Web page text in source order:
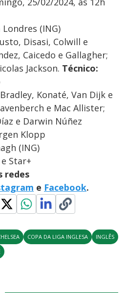
(ING)
Disasi, Colwill e
Caicedo e Gallagher;
Jackson. Técnico:
Konaté, Van Dijk e
e Mac Allister;
e Darwin Núñez
Klopp
(ING)
e Star+
redes
e Facebook.
COPA DA LIGA INGLESA
INGLÊS